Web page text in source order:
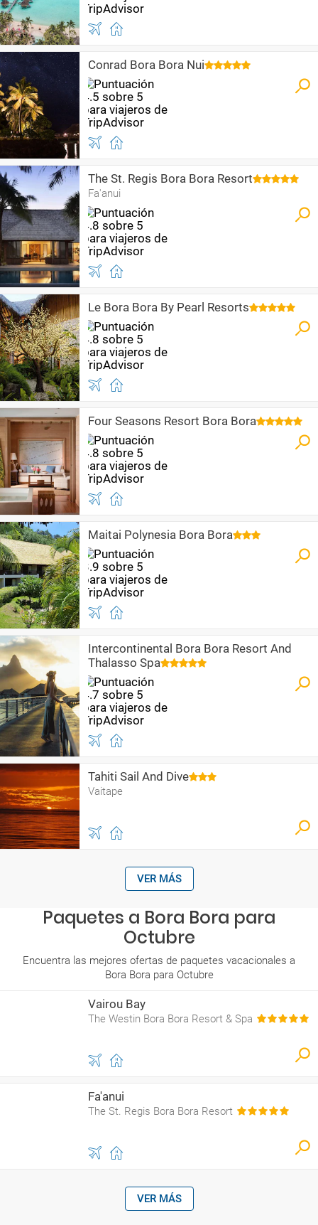
Conrad Bora Bora Nui
The St. Regis Bora Bora Resort
Fa'anui
Le Bora Bora By Pearl Resorts
Four Seasons Resort Bora Bora
Maitai Polynesia Bora Bora
Intercontinental Bora Bora Resort And
Thalasso Spa
Tahiti Sail And Dive
Vaitape
VER MÁS
Paquetes a Bora Bora para
Octubre
Encuentra las mejores ofertas de paquetes vacacionales a
Bora Bora para Octubre
Vairou Bay
The Westin Bora Bora Resort & Spa
Fa'anui
The St. Regis Bora Bora Resort
VER MÁS